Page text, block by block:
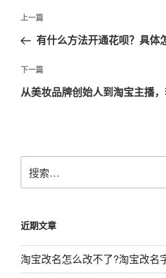
文
导
航
上
一
文
章
上一篇
有什么方法开通花呗？具体
下
一
下一篇
从美妆品牌创始人到淘宝主播
搜
索：
近期文章
淘宝改名怎么改不了?淘宝改名